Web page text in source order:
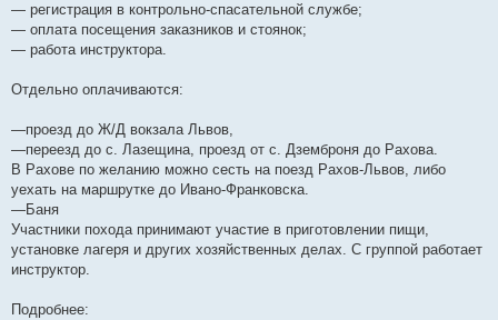
— регистрация в контрольно-спасательной службе;
— оплата посещения заказников и стоянок;
— работа инструктора.
Отдельно оплачиваются:
—проезд до Ж/Д вокзала Львов,
—переезд до с. Лазещина, проезд от с. Дземброня до Рахова.
В Рахове по желанию можно сесть на поезд Рахов-Львов, либо
уехать на маршрутке до Ивано-Франковска.
—Баня
Участники похода принимают участие в приготовлении пищи,
установке лагеря и других хозяйственных делах. С группой работает
инструктор.
Подробнее: